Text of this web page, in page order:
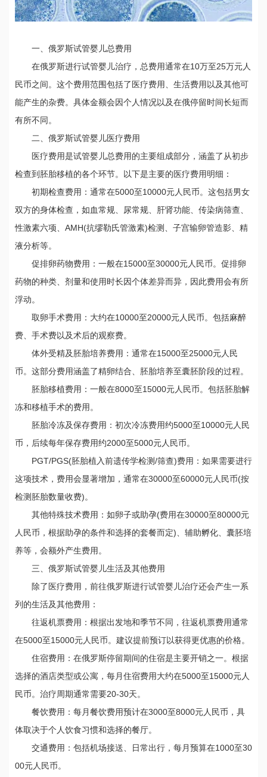
一、俄罗斯试管婴儿总费用
在俄罗斯进行试管婴儿治疗，总费用通常在10万至25万元人
民币之间。这个费用范围包括了医疗费用、生活费用以及其他可
能产生的杂费。具体金额会因个人情况以及在俄停留时间长短而
有所不同。
二、俄罗斯试管婴儿医疗费用
医疗费用是试管婴儿总费用的主要组成部分，涵盖了从初步
检查到胚胎移植的各个环节。以下是主要的医疗费用明细：
初期检查费用：通常在5000至10000元人民币。这包括男女
双方的身体检查，如血常规、尿常规、肝肾功能、传染病筛查、
性激素六项、AMH(抗缪勒氏管激素)检测、子宫输卵管造影、精
液分析等。
促排卵药物费用：一般在15000至30000元人民币。促排卵
药物的种类、剂量和使用时长因个体差异而异，因此费用会有所
浮动。
取卵手术费用：大约在10000至20000元人民币。包括麻醉
费、手术费以及术后的观察费。
体外受精及胚胎培养费用：通常在15000至25000元人民
币。这部分费用涵盖了精卵结合、胚胎培养至囊胚阶段的过程。
胚胎移植费用：一般在8000至15000元人民币。包括胚胎解
冻和移植手术的费用。
胚胎冷冻及保存费用：初次冷冻费用约5000至10000元人民
币，后续每年保存费用约2000至5000元人民币。
PGT/PGS(胚胎植入前遗传学检测/筛查)费用：如果需要进行
这项技术，费用会显著增加，通常在30000至60000元人民币(按
检测胚胎数量收费)。
其他特殊技术费用：如卵子或助孕(费用在30000至80000元
人民币，根据助孕的条件和选择的套餐而定)、辅助孵化、囊胚培
养等，会额外产生费用。
三、俄罗斯试管婴儿生活及其他费用
除了医疗费用，前往俄罗斯进行试管婴儿治疗还会产生一系
列的生活及其他费用：
往返机票费用：根据出发地和季节不同，往返机票费用通常
在5000至15000元人民币。建议提前预订以获得更优惠的价格。
住宿费用：在俄罗斯停留期间的住宿是主要开销之一。根据
选择的酒店类型或公寓，每月住宿费用大约在5000至15000元人
民币。治疗周期通常需要20-30天。
餐饮费用：每月餐饮费用预计在3000至8000元人民币，具
体取决于个人饮食习惯和选择的餐厅。
交通费用：包括机场接送、日常出行，每月预算在1000至30
00元人民币。